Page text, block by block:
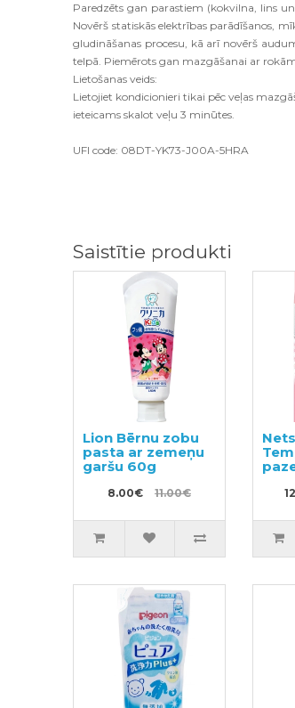
Paredzēts gan parastiem (kokvilna, lins
Novērš statiskās elektrības parādīšanos,
gludināšanas procesu, kā arī novērš
telpā. Piemērots gan mazgāšanai ar
Lietošanas veids:
Lietojiet kondicionieri tikai pēc veļas
ieteicams skalot veļu 3 minūtes.
UFI code: 08DT-YK73-J00A-5HRA
Saistītie produkti
Lion Bērnu zobu
pasta ar zemeņu
garšu 60g
8.00€ 11.00€